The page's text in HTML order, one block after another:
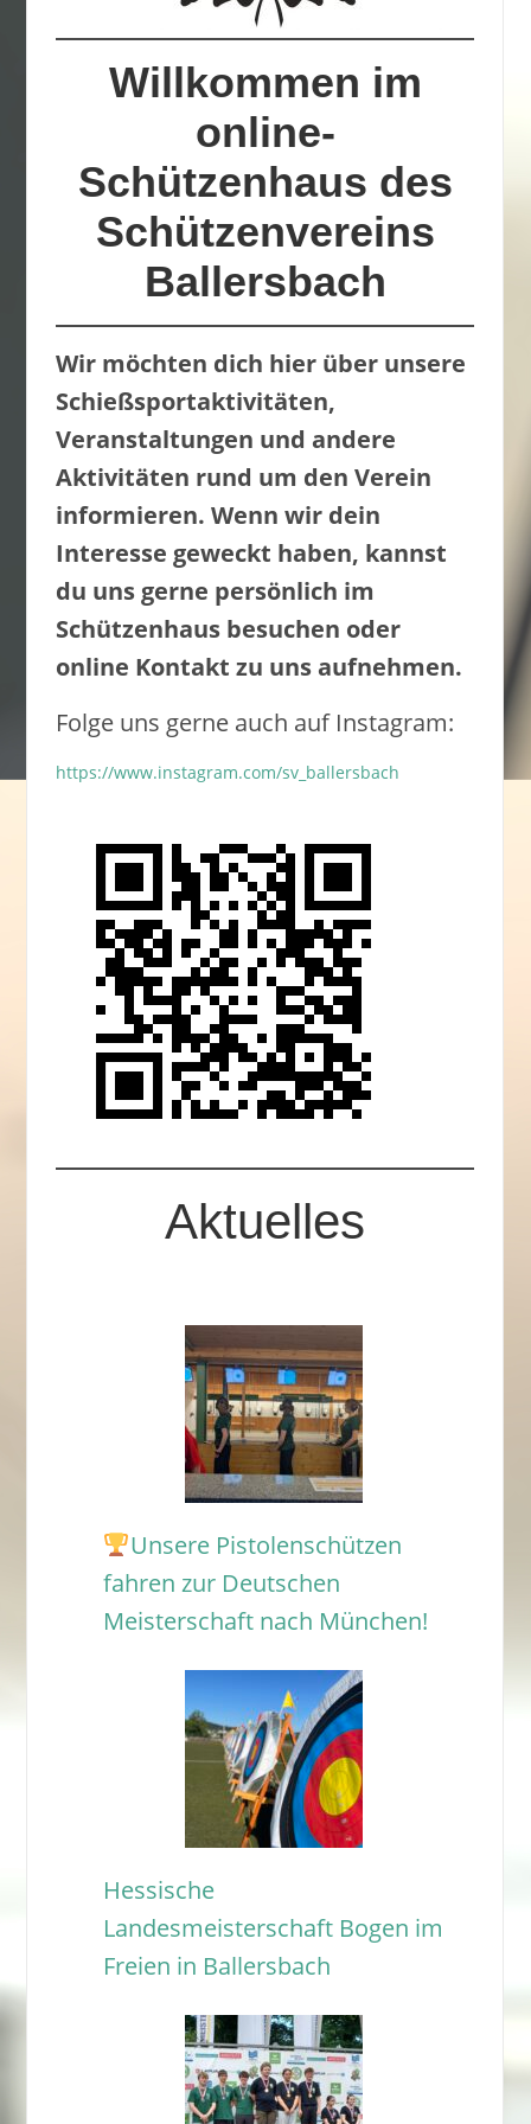
Willkommen im
online-
Schützenhaus des
Schützenvereins
Ballersbach
Wir möchten dich hier über unsere
Schießsportaktivitäten,
Veranstaltungen und andere
Aktivitäten rund um den Verein
informieren. Wenn wir dein
Interesse geweckt haben, kannst
du uns gerne persönlich im
Schützenhaus besuchen oder
online Kontakt zu uns aufnehmen.
Folge uns gerne auch auf Instagram:
https://www.instagram.com/sv_ballersbach
Aktuelles
Unsere Pistolenschützen
fahren zur Deutschen
Meisterschaft nach München!
Hessische
Landesmeisterschaft Bogen im
Freien in Ballersbach